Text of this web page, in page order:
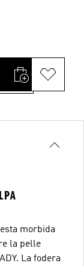
morbida
la pelle
La fodera